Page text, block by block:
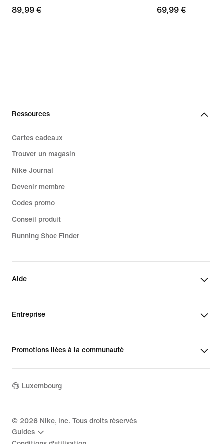
89,99 €
89,99 €
69,99 €
69,99 €
Ressources
Cartes cadeaux
Trouver un magasin
Nike Journal
Devenir membre
Codes promo
Conseil produit
Running Shoe Finder
Aide
Entreprise
Promotions liées à la communauté
Luxembourg
© 2026 Nike, Inc. Tous droits réservés
Guides